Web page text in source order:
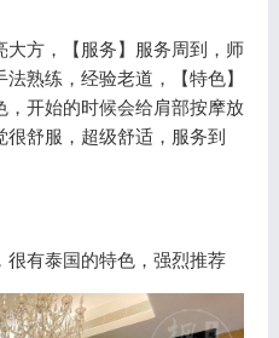
大方，【服务】服务周到，师
熟练，经验老道，【特色】
开始的时候会给肩部按摩放
舒服，超级舒适，服务到
很有泰国的特色，强烈推荐